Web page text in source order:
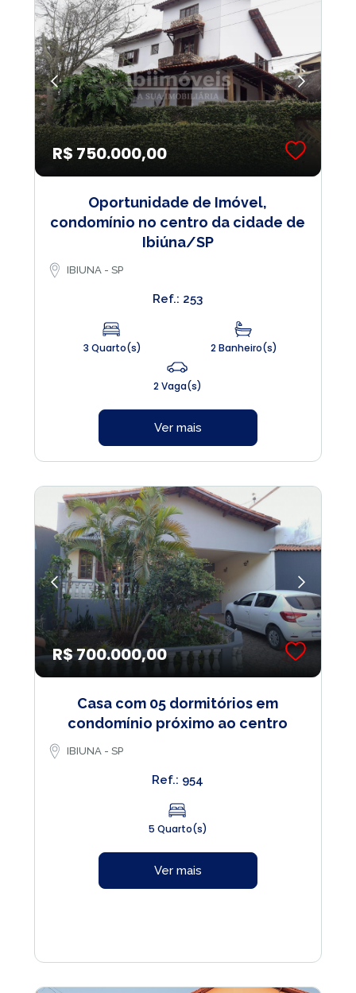
R$ 750.000,00
Oportunidade de Imóvel,
condomínio no centro da cidade de
Ibiúna/SP
IBIUNA - SP
Ref.: 253
3 Quarto(s) 2 Banheiro(s)
2 Vaga(s)
Ver mais
R$ 700.000,00
Casa com 05 dormitórios em
condomínio próximo ao centro
IBIUNA - SP
Ref.: 954
5 Quarto(s)
Ver mais